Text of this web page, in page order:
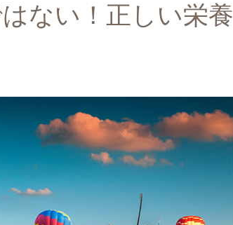
ない！正しい栄養